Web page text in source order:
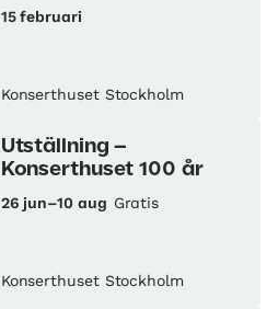
15 februari
Konserthuset Stockholm
Utställning –
Konserthuset 100 år
26 jun–10 aug Gratis
Konserthuset Stockholm